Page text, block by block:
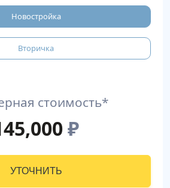
Новостройка
Вторичка
стоимость*
₽
УТОЧНИТЬ